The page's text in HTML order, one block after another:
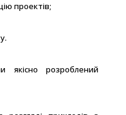
проектів;
якісно розроблений